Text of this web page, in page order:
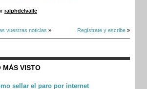
ralphdelvalle
vuestras noticias » Regístrate y escribe »
MÁS VISTO
sellar el paro por internet